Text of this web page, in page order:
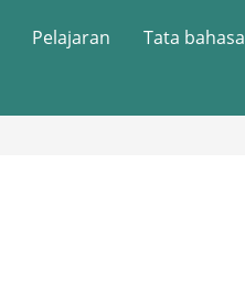
Pelajaran Tata bahasa